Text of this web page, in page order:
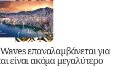
επαναλαμβάνεται για
είναι ακόμα μεγαλύτερο